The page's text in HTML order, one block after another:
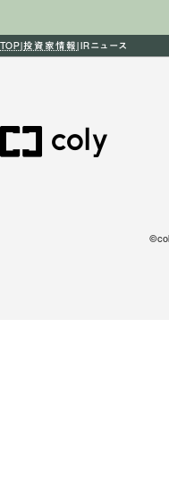
TOP投資家情報 IRニュース